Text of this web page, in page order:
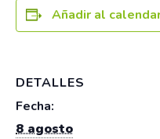
Añadir al
DETALLES
Fecha:
8 agosto